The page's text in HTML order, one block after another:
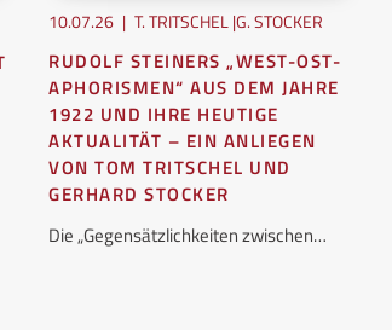
10.07.26 | T. TRITSCHEL |G. STOCKER
RUDOLF STEINERS „WEST-OST-
APHORISMEN“ AUS DEM JAHRE
1922 UND IHRE HEUTIGE
AKTUALITÄT – EIN ANLIEGEN
VON TOM TRITSCHEL UND
GERHARD STOCKER
Die „Gegensätzlichkeiten zwischen…